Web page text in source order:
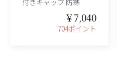
￥7,040
704ポイント